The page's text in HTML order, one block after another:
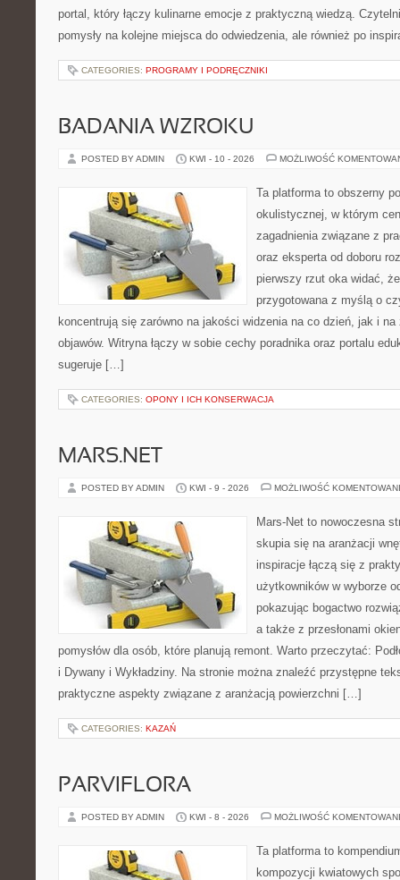
portal, który łączy kulinarne emocje z praktyczną wiedzą.
pomysły na kolejne miejsca do odwiedzenia, ale również po
CATEGORIES: PROGRAMY I PODRĘCZNIKI
BADANIA WZROKU
POSTED BY ADMIN KWI - 10 - 2026 MOŻLIWOŚĆ
Ta platforma to obszerny
okulistycznej, w którym
zagadnienia związane z
oraz eksperta od doboru
pierwszy rzut oka widać,
przygotowana z myślą o
koncentrują się zarówno na jakości widzenia na co dzień, jak i
objawów. Witryna łączy w sobie cechy poradnika oraz portalu
sugeruje […]
CATEGORIES: OPONY I ICH KONSERWACJA
MARS.NET
POSTED BY ADMIN KWI - 9 - 2026 MOŻLIWOŚĆ
Mars-Net to nowoczesna
skupia się na aranżacji
inspiracje łączą się z
użytkowników w wyborze
pokazując bogactwo
a także z przesłonami
pomysłów dla osób, które planują remont. Warto przeczytać:
i Dywany i Wykładziny. Na stronie można znaleźć przystępne
praktyczne aspekty związane z aranżacją powierzchni […]
CATEGORIES: KAZAŃ
PARVIFLORA
POSTED BY ADMIN KWI - 8 - 2026 MOŻLIWOŚĆ
Ta platforma to
kompozycji kwiatowych